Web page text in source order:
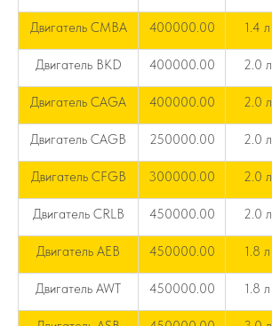
Двигатель CMBA 400000.00 1.4 л
Двигатель BKD 400000.00 2.0 л
Двигатель CAGA 400000.00 2.0 л
Двигатель CAGB 250000.00 2.0 л
Двигатель CFGB 300000.00 2.0 л
Двигатель CRLB 450000.00 2.0 л
Двигатель AEB 450000.00 1.8 л
Двигатель AWT 450000.00 1.8 л